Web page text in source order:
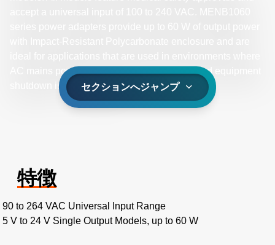
AC mains power may be noisy or unstable and equipment
shutdown is not an option.セクションへジャンプ
特徴
90 to 264 VAC Universal Input Range
5 V to 24 V Single Output Models, up to 60 W